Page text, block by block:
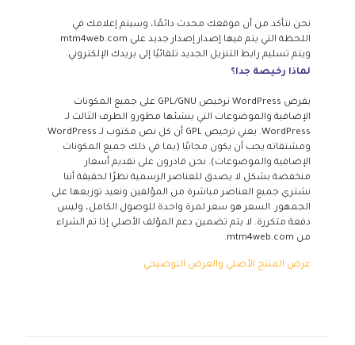
نحن نتأكد من أن موقعك محدث دائمًا، وسيتم إعلامك في
اللحظة التي يتم فيها إصدار إصدار جديد على mtm4web.com
ويتم تسليم رابط التنزيل الجديد تلقائيًا إلى بريدك الإلكتروني.
لماذا رخيصة جدا؟
يفرض WordPress ترخيص GPL/GNU على جميع المكونات
الإضافية والموضوعات التي ينشئها مطورو الطرف الثالث لـ
WordPress. يعني ترخيص GPL أن كل نص مكتوب لـ WordPress
ومشتقاته يجب أن يكون مجانيًا (بما في ذلك جميع المكونات
الإضافية والموضوعات). نحن قادرون على تقديم أسعار
منخفضة بشكل لا يصدق للعناصر الرسمية نظرًا لحقيقة أننا
نشتري جميع العناصر مباشرة من المؤلفين ونعيد توزيعها على
الجمهور. السعر هو سعر لمرة واحدة للوصول الكامل، وليس
دفعة متكررة. لا يتم تضمين دعم المؤلف الأصلي إذا تم الشراء
من mtm4web.com.
عرض المنتج الأصلي والعرض التوضيحي